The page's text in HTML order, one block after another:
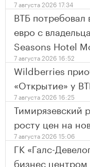
7 августа 2026 17:34
ВТБ потребовал
евро с
Seasons Hotel
7 августа 2026 16:52
Wildberries
«Открытие» у
7 августа 2026 16:25
Тимирязевский
росту цен на
7 августа 2026 15:06
ГК «Галс-
бизнес